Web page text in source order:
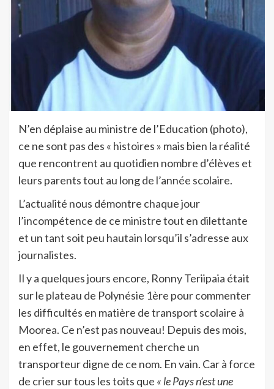
N’en déplaise au ministre de l’Education (photo),
ce ne sont pas des « histoires » mais bien la réalité
que rencontrent au quotidien nombre d’élèves et
leurs parents tout au long de l’année scolaire.
L’actualité nous démontre chaque jour
l’incompétence de ce ministre tout en dilettante
et un tant soit peu hautain lorsqu’il s’adresse aux
journalistes.
Il y a quelques jours encore, Ronny Teriipaia était
sur le plateau de Polynésie 1ère pour commenter
les difficultés en matière de transport scolaire à
Moorea. Ce n’est pas nouveau! Depuis des mois,
en effet, le gouvernement cherche un
transporteur digne de ce nom. En vain. Car à force
de crier sur tous les toits que « le Pays n’est une